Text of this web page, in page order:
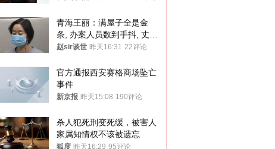
青海王丽：满屋子全是金
条, 办案人员数到手抖, 丈夫
受不了提前离场
赵sir谈世 昨天16:31 22评论
官方通报西安赛格商场坠亡
事件
新京报 昨天15:08 190评论
杀人犯死刑变死缓，被害人
家属知情权不该被遗忘
狐度 昨天16:29 95评论